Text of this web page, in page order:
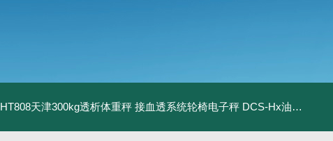
HT808天津300kg透析体重秤 接血透系统轮椅电子秤 DCS-Hx油桶搬运车电子秤 上海350kg防爆倒桶称